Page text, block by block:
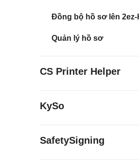
Đồng bộ hồ sơ lên 2ez-
Quản lý hồ sơ
CS Printer Helper
KySo
SafetySigning